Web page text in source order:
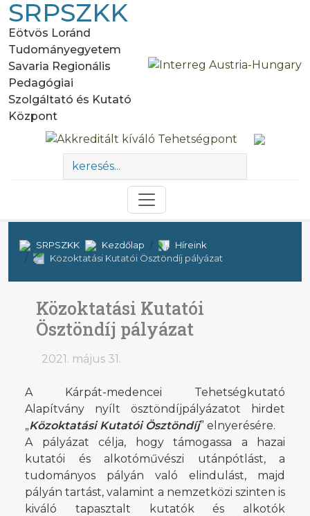
SRPSZKK
Eötvös Loránd
Tudományegyetem
Savaria Regionális
Pedagógiai
Szolgáltató és Kutató
Központ
SRPSZKK Kezdőlap
Híreink
Közoktatási Kutatói Ösztöndíj pályázat
Közoktatási Kutatói
Ösztöndíj pályázat
2021. május 31.
A Kárpát-medencei Tehetségkutató
Alapítvány nyílt ösztöndíjpályázatot hirdet
„Közoktatási Kutatói Ösztöndíj” elnyerésére.
A pályázat célja, hogy támogassa a hazai
kutatói és alkotóművészi utánpótlást, a
tudományos pályán való elindulást, majd
pályán tartást, valamint a nemzetközi szinten is
kiváló tapasztalt kutatók és alkotók